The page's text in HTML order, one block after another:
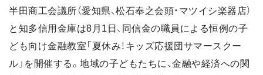
半田商工会議所（愛知県、松石奉之会頭・マツイシ楽器店）
と知多信用金庫は8月1日、同信金の職員による恒例の子
ども向け金融教室「夏休み！キッズ応援団サマースクー
ル」を開催する。地域の子どもたちに、金融や経済への関